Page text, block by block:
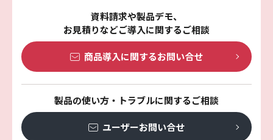
資料請求や製品デモ、
お見積りなどご導入に関するご相談
商品導入に関するお問い合せ
製品の使い方・トラブルに関するご相談
ユーザーお問い合せ